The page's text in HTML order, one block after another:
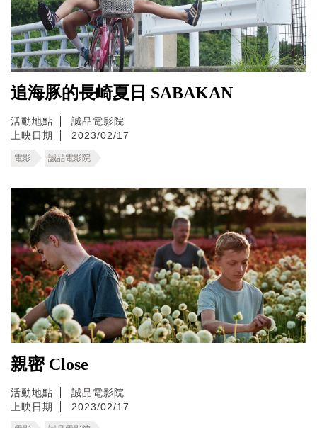
追海豚的長崎夏日 SABAKAN
活動地點
誠品電影院
上映日期
2023/02/17
電影 誠品電影院
親密 Close
活動地點
誠品電影院
上映日期
2023/02/17